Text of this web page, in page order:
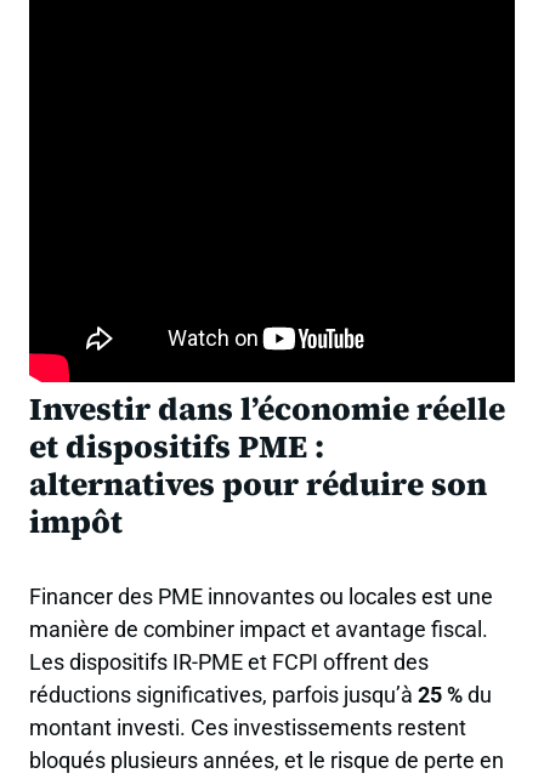
Investir dans l’économie réelle
et dispositifs PME :
alternatives pour réduire son
impôt
Financer des PME innovantes ou locales est une
manière de combiner impact et avantage fiscal.
Les dispositifs IR-PME et FCPI offrent des
réductions significatives, parfois jusqu’à 25 %du
montant investi. Ces investissements restent
bloqués plusieurs années, et le risque de perte en